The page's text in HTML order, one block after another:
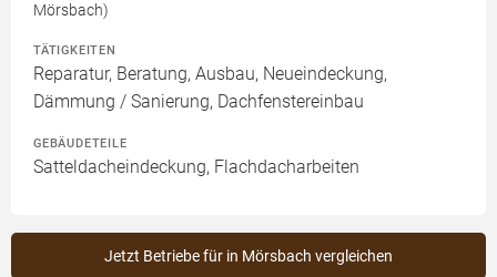
Mörsbach)
TÄTIGKEITEN
Reparatur, Beratung, Ausbau, Neueindeckung,
Dämmung / Sanierung, Dachfenstereinbau
GEBÄUDETEILE
Satteldacheindeckung, Flachdacharbeiten
Jetzt Betriebe für in Mörsbach vergleichen